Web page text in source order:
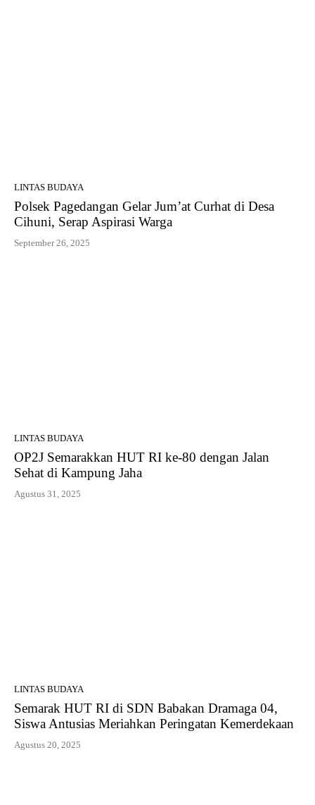
LINTAS BUDAYA
Polsek Pagedangan Gelar Jum’at Curhat di Desa
Cihuni, Serap Aspirasi Warga
September 26, 2025
LINTAS BUDAYA
OP2J Semarakkan HUT RI ke-80 dengan Jalan
Sehat di Kampung Jaha
Agustus 31, 2025
LINTAS BUDAYA
Semarak HUT RI di SDN Babakan Dramaga 04,
Siswa Antusias Meriahkan Peringatan Kemerdekaan
Agustus 20, 2025